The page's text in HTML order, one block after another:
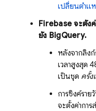
เปลี่ยนตำแ
Firebase จะตั้ง
ยัง BigQuery.
หลังจากลิง
เวลาสูงสุด
เป็นชุด ครั้ง
การซิงค์รา
จะตั้งค่าการ